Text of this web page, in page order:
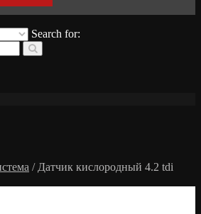
Ауди А8
Search for:
/ Датчик кислородный 4.2 tdi